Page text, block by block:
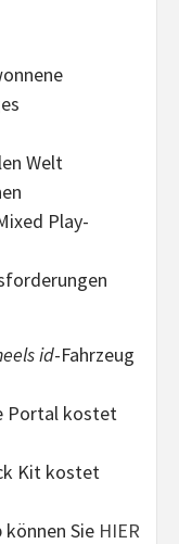
Welt
Play-
id-Fahrzeug
Portal kostet
Kit kostet
können Sie HIER